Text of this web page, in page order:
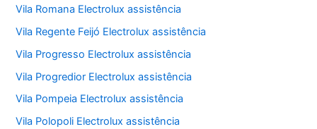
Vila Romana Electrolux assistência
Vila Regente Feijó Electrolux assistência
Vila Progresso Electrolux assistência
Vila Progredior Electrolux assistência
Vila Pompeia Electrolux assistência
Vila Polopoli Electrolux assistência